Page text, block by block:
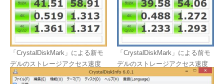
「CrystalDiskMark」による新モ
デルのストレージアクセス速度
「CrystalDiskMark」による前モ
デルのストレージアクセス速度